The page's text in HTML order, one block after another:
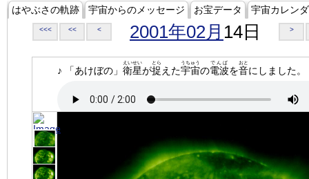
はやぶさの軌跡 宇宙からのメッセージ お宝データ 宇宙カレン
<<< << < 2001年02月 14日 >
♪ 「あけぼの」 衛星
えいせい
が捉
とら
えた宇宙
うちゅう
の電波
でんぱ
を音
おと
にしました。